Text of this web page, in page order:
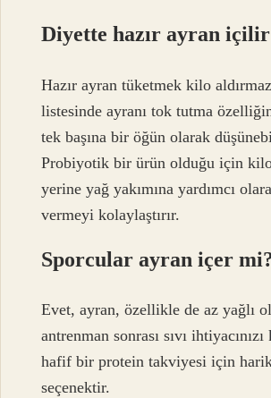
Diyette hazır ayran
Hazır ayran tüketmek kilo
listesinde ayranı tok tutma
tek başına bir öğün olarak
Probiyotik bir ürün olduğu için
yerine yağ yakımına yardımcı
vermeyi kolaylaştırır.
Sporcular ayran içer
Evet, ayran, özellikle de az yağlı
antrenman sonrası sıvı
hafif bir protein takviyesi için
seçenektir.